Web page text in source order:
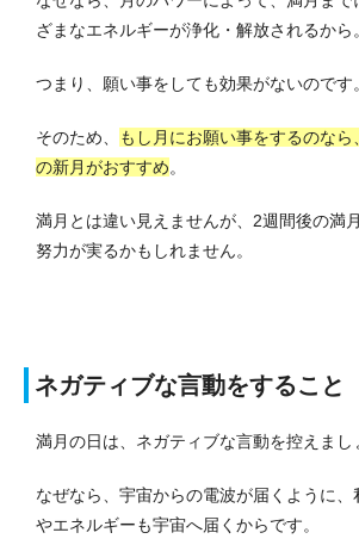
ざまなエネルギーが浄化・解放されるから。
つまり、願い事をしても効果がないのです。
そのため、
もし月にお願い事をするのな
の新月がおすすめ。
満月とは違い見えませんが、2週間後の満
努力が実るかもしれません。
ネガティブな言動をすること
満月の日は、ネガティブな言動を控えまし
なぜなら、宇宙からの電波が届くように
やエネルギーも宇宙へ届くからです。